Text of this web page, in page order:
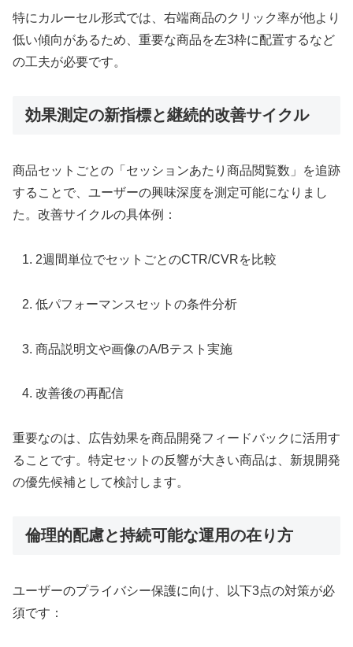
特にカルーセル形式では、右端商品のクリック率が他より
低い傾向があるため、重要な商品を左3枠に配置するなど
の工夫が必要です。
効果測定の新指標と継続的改善サイクル
商品セットごとの「セッションあたり商品閲覧数」を追跡
することで、ユーザーの興味深度を測定可能になりまし
た。改善サイクルの具体例：
2週間単位でセットごとのCTR/CVRを比較
低パフォーマンスセットの条件分析
商品説明文や画像のA/Bテスト実施
改善後の再配信
重要なのは、広告効果を商品開発フィードバックに活用す
ることです。特定セットの反響が大きい商品は、新規開発
の優先候補として検討します。
倫理的配慮と持続可能な運用の在り方
ユーザーのプライバシー保護に向け、以下3点の対策が必
須です：